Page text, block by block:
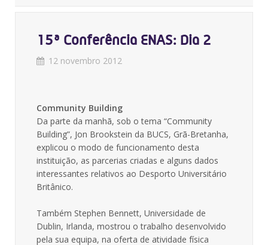
15ª Conferência ENAS: Dia 2
12 novembro 2012
Community Building
Da parte da manhã, sob o tema “Community
Building”, Jon Brookstein da BUCS, Grã-Bretanha,
explicou o modo de funcionamento desta
instituição, as parcerias criadas e alguns dados
interessantes relativos ao Desporto Universitário
Britânico.
Também Stephen Bennett, Universidade de
Dublin, Irlanda, mostrou o trabalho desenvolvido
pela sua equipa, na oferta de atividade física